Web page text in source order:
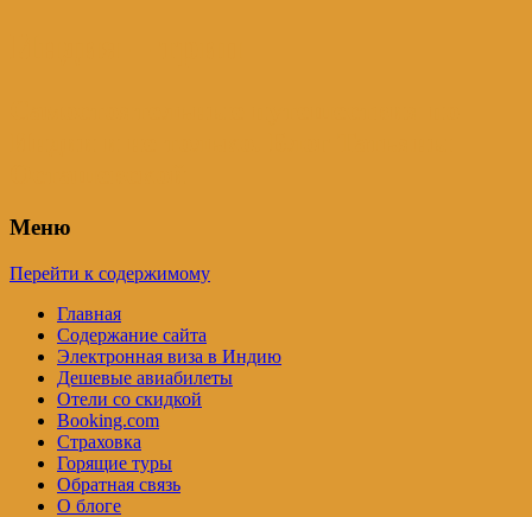
Меню
Перейти к содержимому
Главная
Содержание сайта
Электронная виза в Индию
Дешевые авиабилеты
Отели со скидкой
Booking.com
Страховка
Горящие туры
Обратная связь
О блоге